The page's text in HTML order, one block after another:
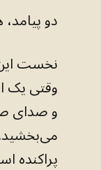
دو
نخست
وقتی یک
و صدای
پراکنده